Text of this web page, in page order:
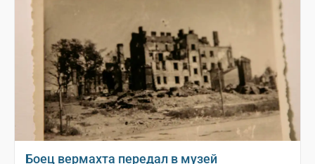
Боец вермахта передал в музей